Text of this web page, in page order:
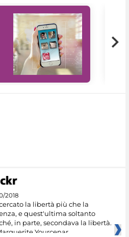
2018
la libertà più che la
e quest'ultima soltanto
in parte, secondava la libertà.
Yourcenar